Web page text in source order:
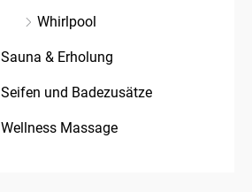
Whirlpool
Sauna & Erholung
Seifen und Badezusätze
Wellness Massage